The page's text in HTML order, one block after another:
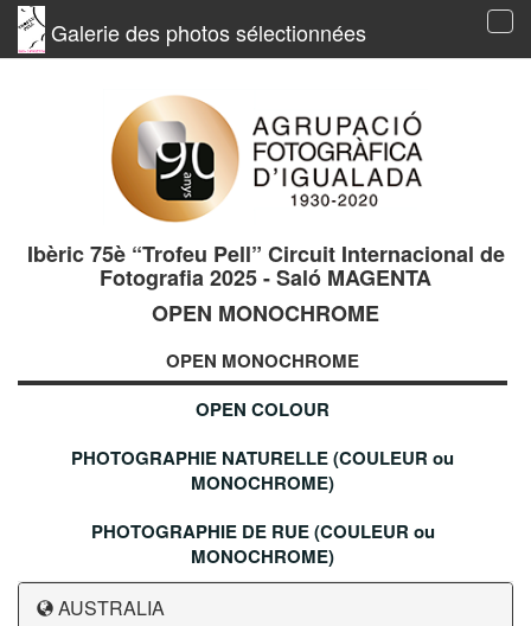
Galerie des photos sélectionnées
Ibèric 75è “Trofeu Pell” Circuit Internacional de
Fotografia 2025 - Saló MAGENTA
OPEN MONOCHROME
OPEN MONOCHROME
OPEN COLOUR
PHOTOGRAPHIE NATURELLE (COULEUR ou
MONOCHROME)
PHOTOGRAPHIE DE RUE (COULEUR ou
MONOCHROME)
AUSTRALIA